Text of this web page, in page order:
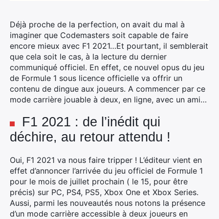
Déjà proche de la perfection, on avait du mal à
imaginer que Codemasters soit capable de faire
encore mieux avec F1 2021…Et pourtant, il semblerait
que cela soit le cas, à la lecture du dernier
communiqué officiel. En effet, ce nouvel opus du jeu
de Formule 1 sous licence officielle va offrir un
contenu de dingue aux joueurs. A commencer par ce
mode carrière jouable à deux, en ligne, avec un ami…
F1 2021 : de l’inédit qui
déchire, au retour attendu !
Oui, F1 2021 va nous faire tripper ! L’éditeur vient en
effet d’annoncer l’arrivée du jeu officiel de Formule 1
pour le mois de juillet prochain ( le 15, pour être
précis) sur PC, PS4, PS5, Xbox One et Xbox Series.
Aussi, parmi les nouveautés nous notons la présence
d’un mode carrière accessible à deux joueurs en